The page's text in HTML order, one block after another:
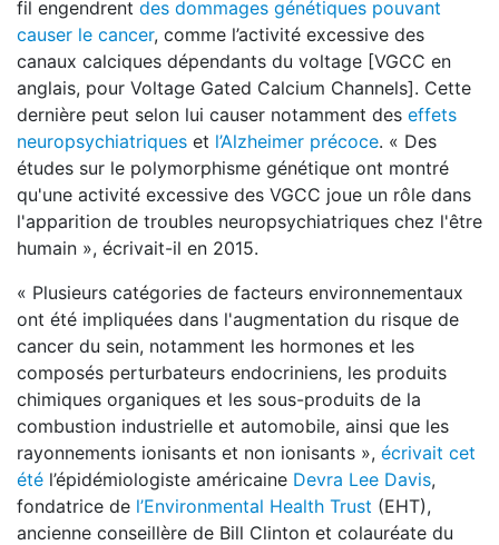
fil engendrent des dommages génétiques pouvant
causer le cancer, comme l’activité excessive des
canaux calciques dépendants du voltage [VGCC en
anglais, pour Voltage Gated Calcium Channels]. Cette
dernière peut selon lui causer notamment des effets
neuropsychiatriques et l’Alzheimer précoce. « Des
études sur le polymorphisme génétique ont montré
qu'une activité excessive des VGCC joue un rôle dans
l'apparition de troubles neuropsychiatriques chez l'être
humain », écrivait-il en 2015.
« Plusieurs catégories de facteurs environnementaux
ont été impliquées dans l'augmentation du risque de
cancer du sein, notamment les hormones et les
composés perturbateurs endocriniens, les produits
chimiques organiques et les sous-produits de la
combustion industrielle et automobile, ainsi que les
rayonnements ionisants et non ionisants », écrivait cet
été l’épidémiologiste américaine Devra Lee Davis,
fondatrice de l’Environmental Health Trust (EHT),
ancienne conseillère de Bill Clinton et colauréate du